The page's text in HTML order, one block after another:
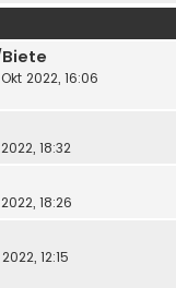
2022, 16:06
18:32
18:26
12:15